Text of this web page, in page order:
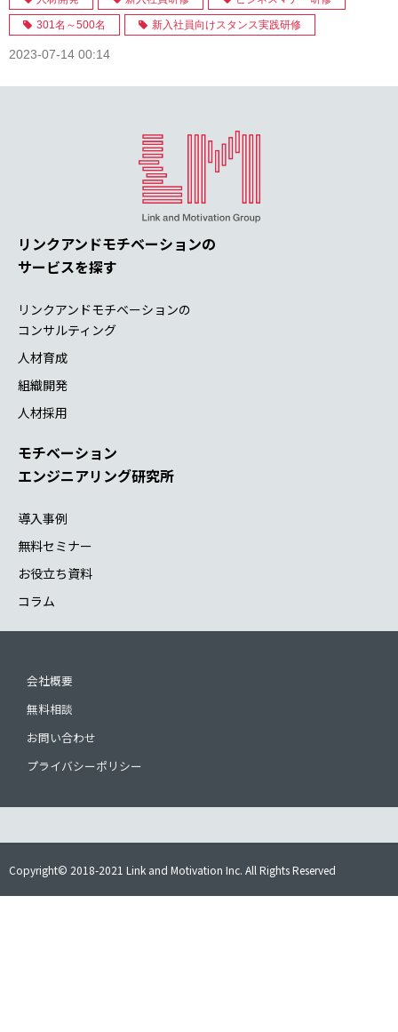
301名～500名 新入社員向けスタンス実践研修
2023-07-14 00:14
リンクアンドモチベーションの
サービスを探す
リンクアンドモチベーションの
コンサルティング
人材育成
組織開発
人材採用
モチベーション
エンジニアリング研究所
導入事例
無料セミナー
お役立ち資料
コラム
会社概要
無料相談
お問い合わせ
プライバシーポリシー
Copyright© 2018-2021 Link and Motivation Inc. All Rights Reserved